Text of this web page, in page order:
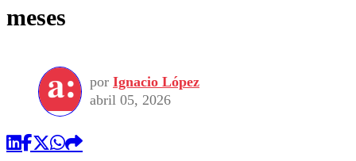
meses
por Ignacio López
abril 05, 2026